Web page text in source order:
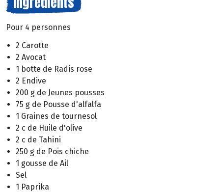
Pour 4 personnes
2 Carotte
2 Avocat
1 botte de Radis rose
2 Endive
200 g de Jeunes pousses
75 g de Pousse d'alfalfa
1 Graines de tournesol
2 c de Huile d'olive
2 c de Tahini
250 g de Pois chiche
1 gousse de Ail
Sel
1 Paprika